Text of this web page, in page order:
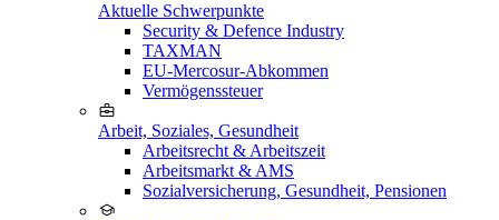
Aktuelle Schwerpunkte
Security & Defence Industry
TAXMAN
EU-Mercosur-Abkommen
Vermögenssteuer
Arbeit, Soziales, Gesundheit
Arbeitsrecht & Arbeitszeit
Arbeitsmarkt & AMS
Sozialversicherung, Gesundheit, Pensionen